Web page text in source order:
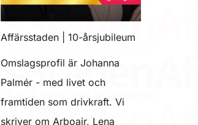
Affärsstaden | 10-årsjubileum
Omslagsprofil är Johanna
Palmér - med livet och
framtiden som drivkraft. Vi
skriver om Arboair, Lena